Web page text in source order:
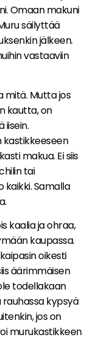
Omaan makuni
säilyttää
jälkeen.
vastaaviin
mitä. Mutta jos
kautta, on
kastikkeeseen
makua. Ei siis
tai
kaikki. Samalla
kaalia ja ohraa,
kaupassa.
oikesti
äärimmäisen
todellakaan
kypsyä
jos on
murukastikkeen